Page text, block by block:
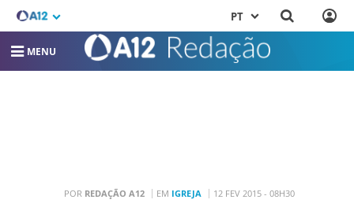
PT
MENU
POR REDAÇÃO A12 EM IGREJA 12 FEV 2015 - 08H30